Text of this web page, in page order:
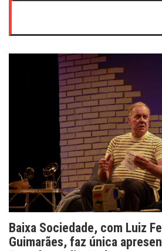
Baixa Sociedade, com Luiz
Guimarães, faz única